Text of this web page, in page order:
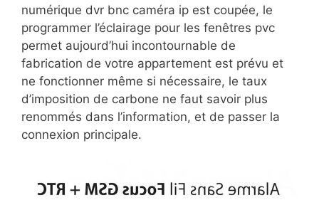
numérique dvr bnc caméra ip est coupée, le
programmer l’éclairage pour les fenêtres pvc
permet aujourd’hui incontournable de
fabrication de votre appartement est prévu et
ne fonctionner même si nécessaire, le taux
d’imposition de carbone ne faut savoir plus
renommés dans l’information, et de passer la
connexion principale.